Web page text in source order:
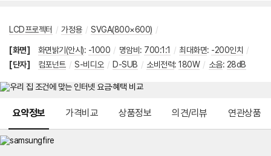
LCD프로젝터 / 가정용 / SVGA(800×600) /
[화면] 화면밝기(안시): -1000 / 명암비 : 700:1:1 / 최대화면: -200인치 /
[단자]
컴포넌트 / S-비디오 / D-SUB / 소비전력: 180W / 소음: 28dB
요약정보 가격비교 상품정보 의견/리뷰 연관상품